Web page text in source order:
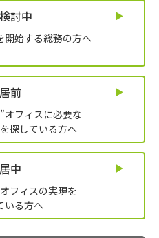
討中
開始する総務の方へ
前
オフィスに必要な
探している方へ
中
フィスの実現を
いる方へ